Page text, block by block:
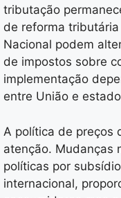
tributação
de reforma
Nacional podem
de impostos sobre
implementação
entre União e
A política de preços
atenção. Mudanças
políticas por
internacional,